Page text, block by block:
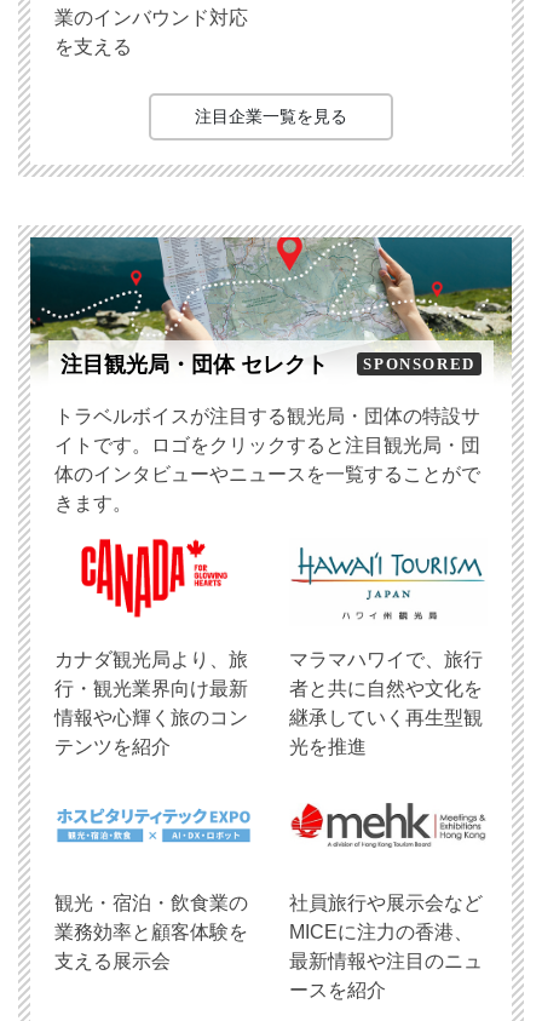
業のインバウンド対応
を支える
注目企業一覧を見る
注目観光局・団体 セレクト SPONSORED
トラベルボイスが注目する観光局・団体の特設サ
イトです。ロゴをクリックすると注目観光局・団
体のインタビューやニュースを一覧することがで
きます。
​カナダ観光局より、旅
行・観光業界向け最新
情報や心輝く旅のコン
テンツを紹介
マラマハワイで、旅行
者と共に自然や文化を
継承していく再生型観
光を推進
観光・宿泊・飲食業の
業務効率と顧客体験を
支える展示会
社員旅行や展示会など
MICEに注力の香港、
最新情報や注目のニュ
ースを紹介